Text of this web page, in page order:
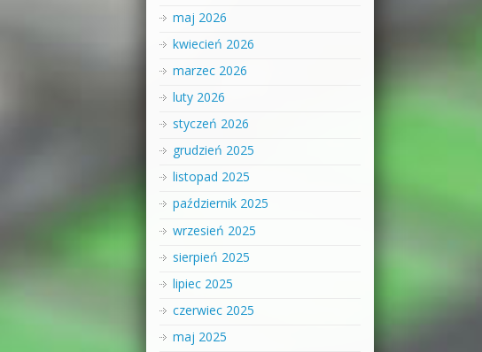
maj 2026
kwiecień 2026
marzec 2026
luty 2026
styczeń 2026
grudzień 2025
listopad 2025
październik 2025
wrzesień 2025
sierpień 2025
lipiec 2025
czerwiec 2025
maj 2025